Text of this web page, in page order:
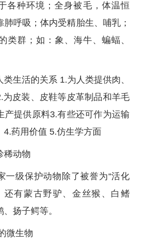
各种环境；全身被毛，体温恒
呼吸；体内受精胎生、哺乳；
类群；如：象、海牛、蝙蝠、
生活的关系 1.为人类提供肉、
为皮装、皮鞋等皮革制品和羊毛
产提供原料3.有些还可作为运输
4.药用价值 5.仿生学方面
稀动物
一级保护动物除了被誉为“活化
还有蒙古野驴、金丝猴、白鳍
扬子鳄等。
微生物